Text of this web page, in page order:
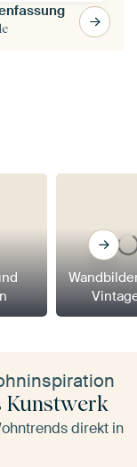
Kunstwerk
direkt in